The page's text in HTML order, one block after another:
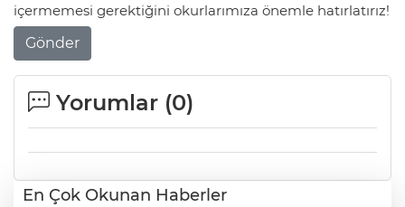
içermemesi gerektiğini okurlarımıza önemle hatırlatırız!
Gönder
Yorumlar (0)
En Çok Okunan Haberler